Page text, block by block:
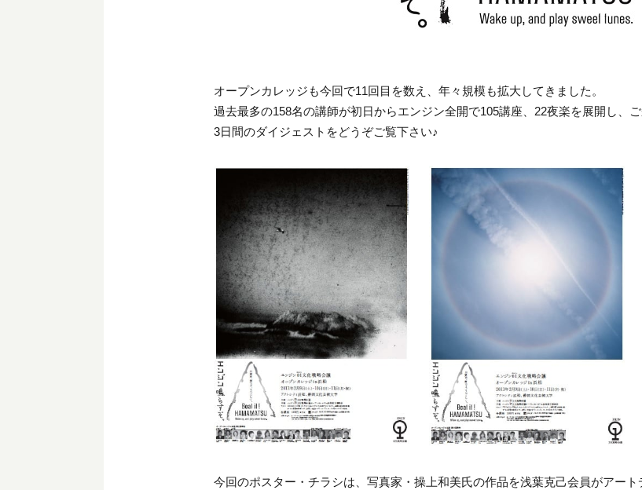
オープンカレッジも今回で11回目を数え、年々規模も拡大してきました。
過去最多の158名の講師が初日からエンジン全開で105講座、22夜楽を展開し、
3日間のダイジェストをどうぞご覧下さい♪
今回のポスター・チラシは、写真家・操上和美氏の作品を浅葉克己会員がアート